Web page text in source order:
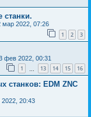
станки.
мар 2022, 07:26
1 2 3
фев 2022, 00:31
1 13 14 15 16
станков: EDM ZNC
20:43